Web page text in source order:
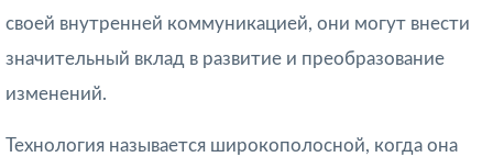
своей внутренней коммуникацией, они могут внести
значительный вклад в развитие и преобразование
изменений.
Технология называется широкополосной, когда она